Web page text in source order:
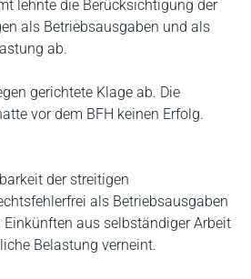
lehnte die Berücksichtigung der
als Betriebsausgaben und als
ab.
gerichtete Klage ab. Die
vor dem BFH keinen Erfolg.
der streitigen
als Betriebsausgaben
Einkünften aus selbständiger Arbeit
Belastung verneint.